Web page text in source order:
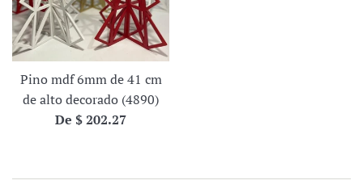
Pino mdf 6mm de 41 cm
de alto decorado (4890)
De $ 202.27